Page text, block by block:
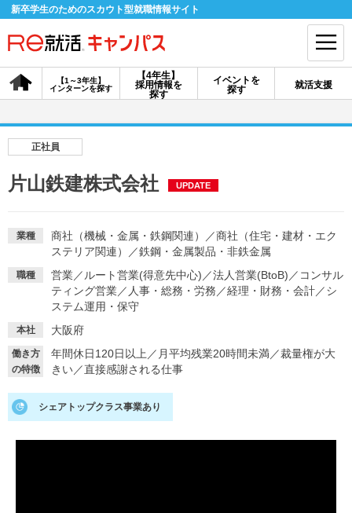
新卒学生のためのスカウト型就職情報サイト
【4年生】
採用情報を
探す
【1～3年生】
インターンを探す
イベントを
探す
就活支援
会員登録 ログイン
採用情報を探す
説明会を探す
インターンを探す
イベントを探す スカウト お知らせ
就活ノウハウ・サポート
就活ノウハウが満載！
適職診断 就活チャンネル
正社員
片山鉄建株式会社 UPDATE
業種 商社（機械・金属・鉄鋼関連） ／商社（住宅・建材・エク
ステリア関連）
／鉄鋼・金属製品・非鉄金属
職種 営業／ ルート営業(得意先中心) ／法人営業(BtoB) ／ コンサル
ティング営業／ 人事・総務・労務 ／経理・財務・会計／シ
ステム運用・保守
本社 大阪府
働き方
の特徴
年間休日120日以上 ／ 月平均残業20時間未満／裁量権が大
きい／直接感謝される仕事
シェアトップクラス事業あり